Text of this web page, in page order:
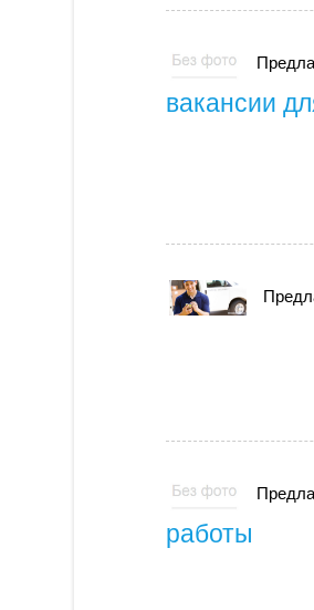
вакансии
работы